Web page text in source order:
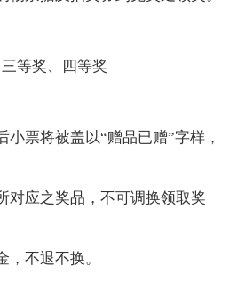
等奖、四等奖
小票将被盖以“赠品已赠”字样，
对应之奖品，不可调换领取奖
，不退不换。